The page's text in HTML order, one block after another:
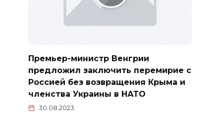
Премьер-министр Венгрии
предложил заключить перемирие с
Россией без возвращения Крыма и
членства Украины в НАТО
30.08.2023